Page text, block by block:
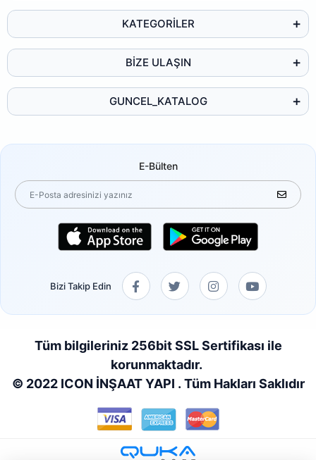
KATEGORİLER
BİZE ULAŞIN
GUNCEL_KATALOG
E-Bülten
Bizi Takip Edin
Tüm bilgileriniz 256bit SSL Sertifikası ile
korunmaktadır.
© 2022 ICON İNŞAAT YAPI . Tüm Hakları Saklıdır